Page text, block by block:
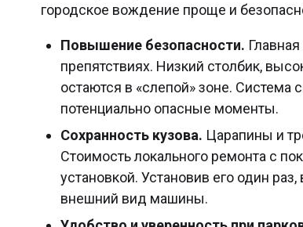
городское вождение проще и
Повышение безопасности.
препятствиях. Низкий столбик,
остаются в «слепой» зоне. Система
потенциально опасные моменты.
Сохранность кузова. Царапины и
Стоимость локального ремонта с
установкой. Установив его один
внешний вид машины.